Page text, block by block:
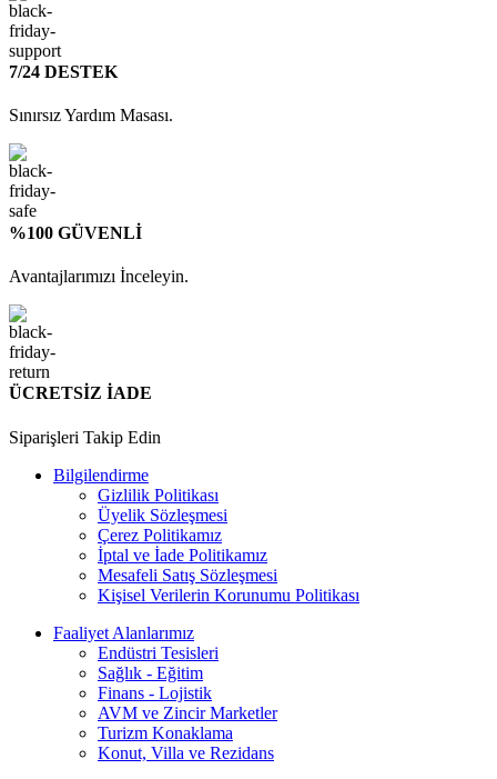
7/24 DESTEK
Sınırsız Yardım Masası.
%100 GÜVENLİ
Avantajlarımızı İnceleyin.
ÜCRETSİZ İADE
Siparişleri Takip Edin
Bilgilendirme
Gizlilik Politikası
Üyelik Sözleşmesi
Çerez Politikamız
İptal ve İade Politikamız
Mesafeli Satış Sözleşmesi
Kişisel Verilerin Korunumu Politikası
Faaliyet Alanlarımız
Endüstri Tesisleri
Sağlık - Eğitim
Finans - Lojistik
AVM ve Zincir Marketler
Turizm Konaklama
Konut, Villa ve Rezidans